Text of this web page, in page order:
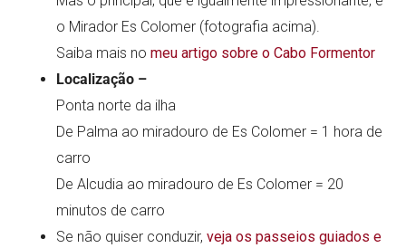
o Mirador Es Colomer (fotografia acima).
Saiba mais nomeu artigo sobre o Cabo Formentor
Localização –
Ponta norte da ilha
De Palma ao miradouro de Es Colomer = 1 hora de
carro
De Alcudia ao miradouro de Es Colomer = 20
minutos de carro
Se não quiser conduzir,veja os passeios guiados e